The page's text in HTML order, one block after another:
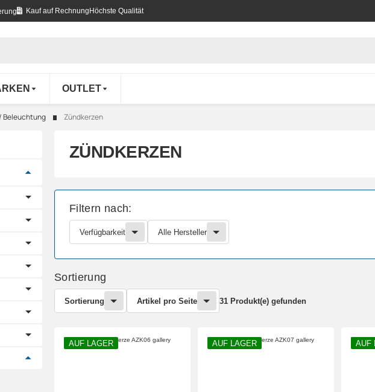
Kauf auf Rechnung Höchste Qualität
OUTLET
Beleuchtung Zündkerzen
ZÜNDKERZEN
Filtern nach:
Verfügbarkeit Alle Hersteller
Sortierung
Sortierung Artikel pro Seite 31 Produkt(e) gefunden
AUF LAGER AUF LAGER AUF